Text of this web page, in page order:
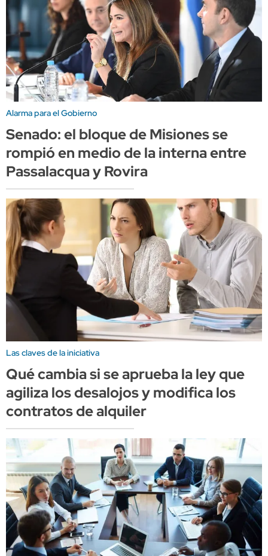
Alarma para el Gobierno
Senado: el bloque de Misiones se
rompió en medio de la interna entre
Passalacqua y Rovira
Las claves de la iniciativa
Qué cambia si se aprueba la ley que
agiliza los desalojos y modifica los
contratos de alquiler